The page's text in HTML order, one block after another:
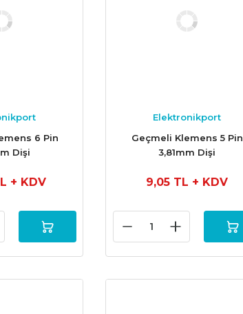
6 Pin
Dişi
+ KDV
Elektronikport
Geçmeli Klemens 5 Pin
3,81mm Dişi
9,05 TL + KDV